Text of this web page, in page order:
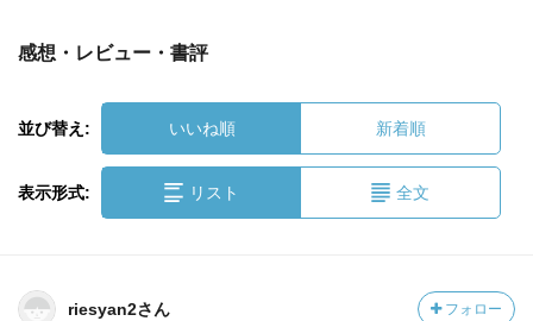
感想・レビュー・書評
並び替え: いいね順 新着順
表示形式: リスト 全文
riesyan2さん フォロー